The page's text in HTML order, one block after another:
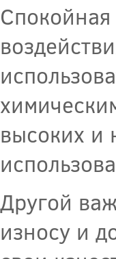
Спокойная
высоких и
Другой
износу и